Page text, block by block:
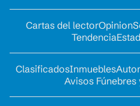
Cartas del lectorOpinion
Tendencia
ClasificadosInmuebles
Avisos Fúnebres